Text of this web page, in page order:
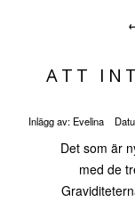
ATT
Inlägg av: Evelina
Det som är
med de